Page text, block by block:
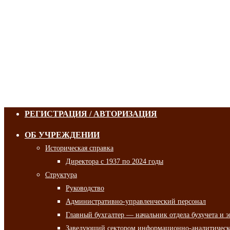
РЕГИСТРАЦИЯ / АВТОРИЗАЦИЯ
ОБ УЧРЕЖДЕНИИ
Историческая справка
Директора с 1937 по 2024 годы
Структура
Руководство
Административно-управленческий персонал
Главный бухгалтер — начальник отдела бухучета и
Заведующий сектором информационно-